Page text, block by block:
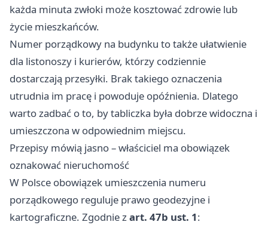
każda minuta zwłoki może kosztować zdrowie lub
życie mieszkańców.
Numer porządkowy na budynku to także ułatwienie
dla listonoszy i kurierów, którzy codziennie
dostarczają przesyłki. Brak takiego oznaczenia
utrudnia im pracę i powoduje opóźnienia. Dlatego
warto zadbać o to, by tabliczka była dobrze widoczna i
umieszczona w odpowiednim miejscu.
Przepisy mówią jasno – właściciel ma obowiązek
oznakować nieruchomość
W Polsce obowiązek umieszczenia numeru
porządkowego reguluje prawo geodezyjne i
kartograficzne. Zgodnie zart. 47b ust. 1: